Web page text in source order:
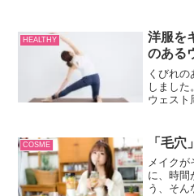
HEALTHY
洋服を
のある
くびれ
しました
ウェスト
ウェス
ね。
COSME 「毛
メイクが
に、時間
う、そん